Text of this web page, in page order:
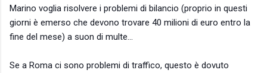
Marino voglia risolvere i problemi di bilancio (proprio in questi
giorni è emerso che devono trovare 40 milioni di euro entro la
fine del mese) a suon di multe...
Se a Roma ci sono problemi di traffico, questo è dovuto